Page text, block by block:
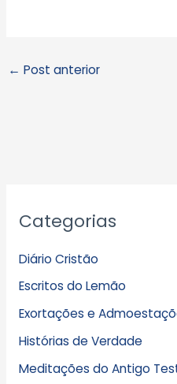
← Post anterior
Categorias
Diário Cristão
Escritos do Lemão
Exortações e
Histórias de Verdade
Meditações do Antigo
r
i
v
o
s